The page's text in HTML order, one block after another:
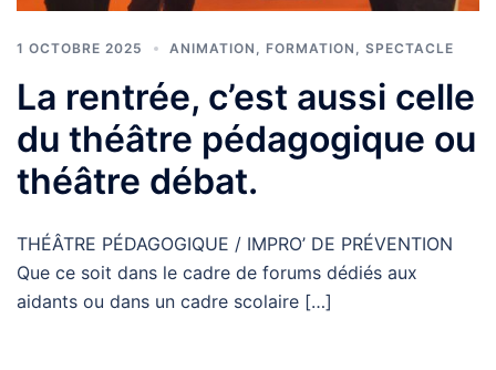
1 OCTOBRE 2025 ANIMATION FORMATION SPECTACLE
La rentrée, c’est aussi celle
du théâtre pédagogique ou
théâtre débat.
THÉÂTRE PÉDAGOGIQUE / IMPRO’ DE PRÉVENTION
Que ce soit dans le cadre de forums dédiés aux
aidants ou dans un cadre scolaire […]